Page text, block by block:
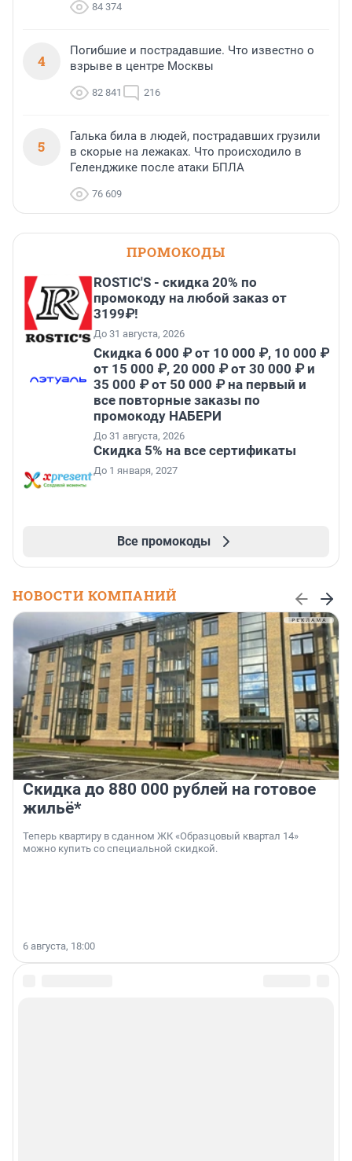
84 374
4
Погибшие и пострадавшие. Что известно о
взрыве в центре Москвы
82 841 216
5
Галька била в людей, пострадавших грузили
в скорые на лежаках. Что происходило в
Геленджике после атаки БПЛА
76 609
ПРОМОКОДЫ
ROSTIC'S - скидка 20% по
промокоду на любой заказ от
3199₽!
До 31 августа, 2026
Скидка 6 000 ₽ от 10 000 ₽, 10 000 ₽
от 15 000 ₽, 20 000 ₽ от 30 000 ₽ и
35 000 ₽ от 50 000 ₽ на первый и
все повторные заказы по
промокоду НАБЕРИ
До 31 августа, 2026
Скидка 5% на все сертификаты
До 1 января, 2027
Все промокоды
НОВОСТИ КОМПАНИЙ
Скидка до 880 000 рублей на готовое
жильё*
Теперь квартиру в сданном ЖК «Образцовый квартал 14»
можно купить со специальной скидкой.
6 августа, 18:00